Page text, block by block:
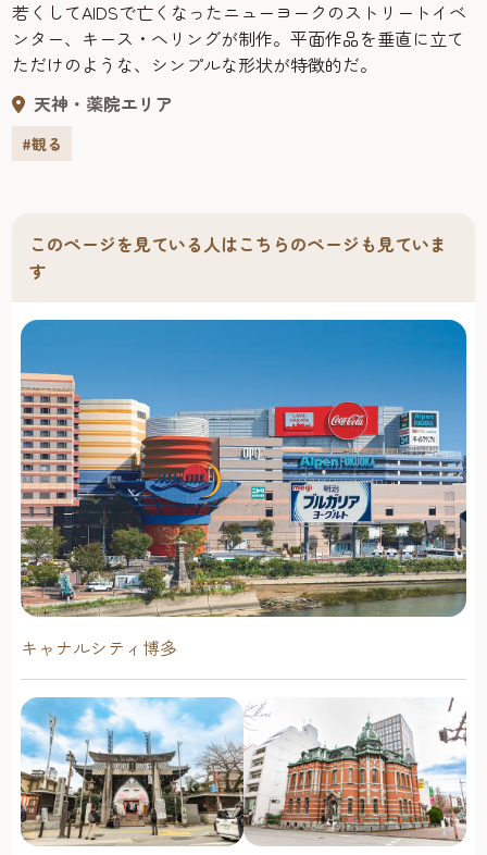
若くしてAIDSで亡くなったニューヨークのストリートイベ
ンター、キース・へリングが制作。平面作品を垂直に立て
ただけのような、シンプルな形状が特徴的だ。
天神・薬院エリア
#観る
このページを見ている人はこちらのページも見ていま
す
キャナルシティ博多